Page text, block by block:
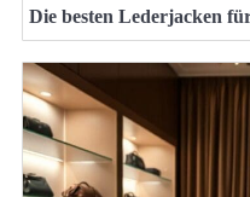
Die besten Lederjacken